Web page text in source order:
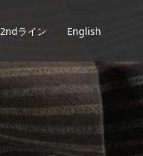
2ndライン English